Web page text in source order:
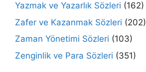
Yazmak ve Yazarlık Sözleri (162)
Zafer ve Kazanmak Sözleri (202)
Zaman Yönetimi Sözleri (103)
Zenginlik ve Para Sözleri (351)